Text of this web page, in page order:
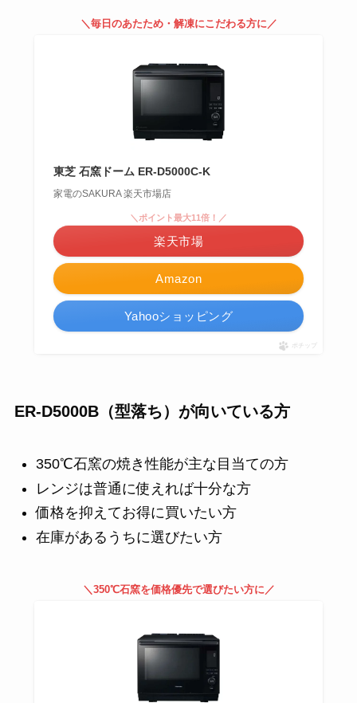
＼毎日のあたため・解凍にこだわる方に／
東芝 石窯ドーム ER-D5000C-K
家電のSAKURA 楽天市場店
Amazon
＼ポイント最大11倍！／
楽天市場
Yahooショッピング
ポチップ
ER-D5000B（型落ち）が向いている方
350℃石窯の焼き性能が主な目当ての方
レンジは普通に使えれば十分な方
価格を抑えてお得に買いたい方
在庫があるうちに選びたい方
＼350℃石窯を価格優先で選びたい方に／